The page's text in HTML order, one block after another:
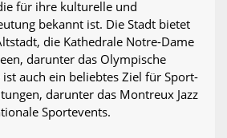
für ihre kulturelle und
bekannt ist. Die Stadt bietet
die Kathedrale Notre-Dame
darunter das Olympische
auch ein beliebtes Ziel für Sport-
darunter das Montreux Jazz
Sportevents.